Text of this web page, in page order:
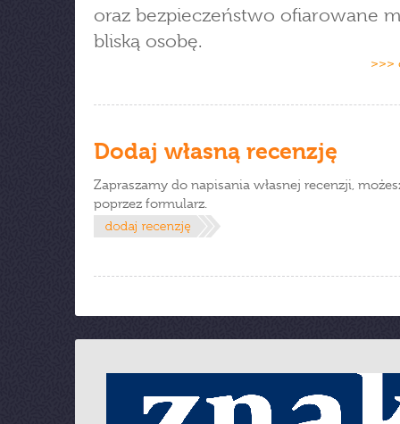
oraz bezpieczeństwo ofiarowane
bliską osobę.
>>>
Dodaj własną recenzję
Zapraszamy do napisania własnej recenzji,
poprzez formularz.